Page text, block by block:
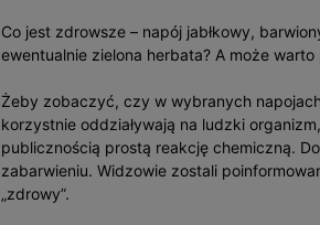
Co jest zdrowsze – napój jabłkowy,
ewentualnie zielona herbata? A może
Żeby zobaczyć, czy w wybranych
korzystnie oddziaływają na ludzki
publicznością prostą reakcję chemiczną.
zabarwieniu. Widzowie zostali
„zdrowy”.